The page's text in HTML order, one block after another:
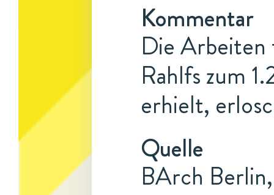
Kommentar
Die Arbeiten
Rahlfs zum
erhielt,
Quelle
BArch